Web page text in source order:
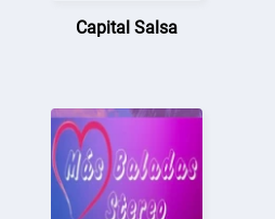
Capital Salsa